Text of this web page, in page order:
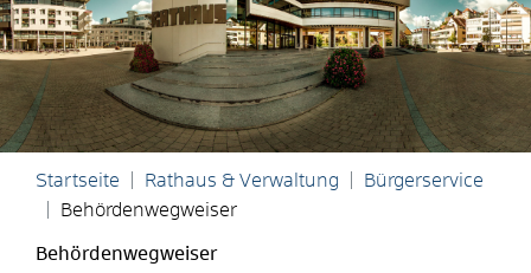
Startseite Rathaus & Verwaltung
Bürgerservice
Behördenwegweiser
Behördenwegweiser